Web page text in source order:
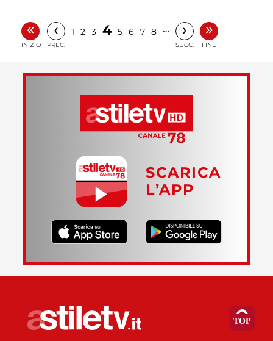
«
INIZIO
‹
PREC.
1 2 3 4 5 6 7 8 … ›
SUCC.
»
FINE
SCARICA
L’APP